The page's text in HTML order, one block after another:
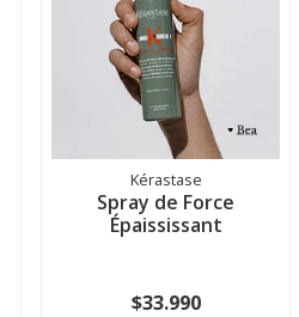
Kérastase
Spray de Force
Épaississant
$33.990